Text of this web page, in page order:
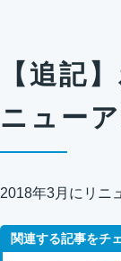
【追記
ニュー
2018年3月にリニ